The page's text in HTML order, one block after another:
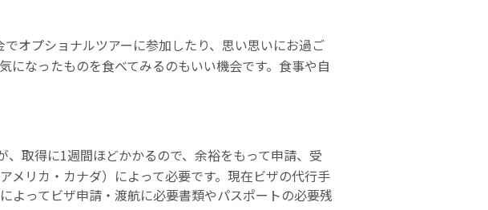
オプショナルツアーに参加したり、思い思いにお過ご
になったものを食べてみるのもいい機会です。食事や自
取得に1週間ほどかかるので、余裕をもって申請、受
メリカ・カナダ）によって必要です。現在ビザの代行手
よってビザ申請・渡航に必要書類やパスポートの必要残